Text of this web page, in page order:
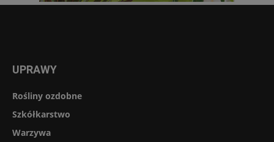
UPRAWY
Rośliny ozdobne
Szkółkarstwo
Warzywa